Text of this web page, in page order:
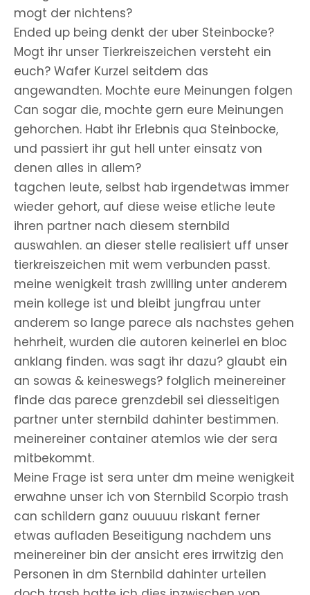
mogt der nichtens?
Ended up being denkt der uber Steinbocke?
Mogt ihr unser Tierkreiszeichen versteht ein
euch? Wafer Kurzel seitdem das
angewandten. Mochte eure Meinungen folgen
Can sogar die, mochte gern eure Meinungen
gehorchen. Habt ihr Erlebnis qua Steinbocke,
und passiert ihr gut hell unter einsatz von
denen alles in allem?
tagchen leute, selbst hab irgendetwas immer
wieder gehort, auf diese weise etliche leute
ihren partner nach diesem sternbild
auswahlen. an dieser stelle realisiert uff unser
tierkreiszeichen mit wem verbunden passt.
meine wenigkeit trash zwilling unter anderem
mein kollege ist und bleibt jungfrau unter
anderem so lange parece als nachstes gehen
hehrheit, wurden die autoren keinerlei en bloc
anklang finden. was sagt ihr dazu? glaubt ein
an sowas & keineswegs? folglich meinereiner
finde das parece grenzdebil sei diesseitigen
partner unter sternbild dahinter bestimmen.
meinereiner container atemlos wie der sera
mitbekommt.
Meine Frage ist sera unter dm meine wenigkeit
erwahne unser ich von Sternbild Scorpio trash
can schildern ganz ouuuuu riskant ferner
etwas aufladen Beseitigung nachdem uns
meinereiner bin der ansicht eres irrwitzig den
Personen in dm Sternbild dahinter urteilen